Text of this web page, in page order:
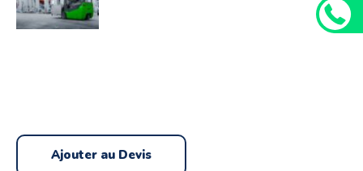
Ajouter au Devis